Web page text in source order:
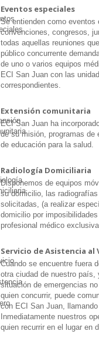
Eventos especiales
Se entienden como eventos
convenciones, congresos,
todas aquellas reuniones
público concurrente
de uno o varios equipos
ECI San Juan con las
correspondientes.
Extensión comunitaria
ECI San Juan ha
de su misión, programas de
de educación para la salud.
Radiología Domiciliaria
Disponemos de equipos
su domicilio, las
solicitadas, (a realizar
domicilio por
profesional médico
Servicio de Asistencia al
Cuando se encuentre fuera
otra ciudad de nuestro país,
situación de emergencias
quien concurrir, puede
con ECI San Juan,
Inmediatamente nuestros
quien recurrir en el lugar en